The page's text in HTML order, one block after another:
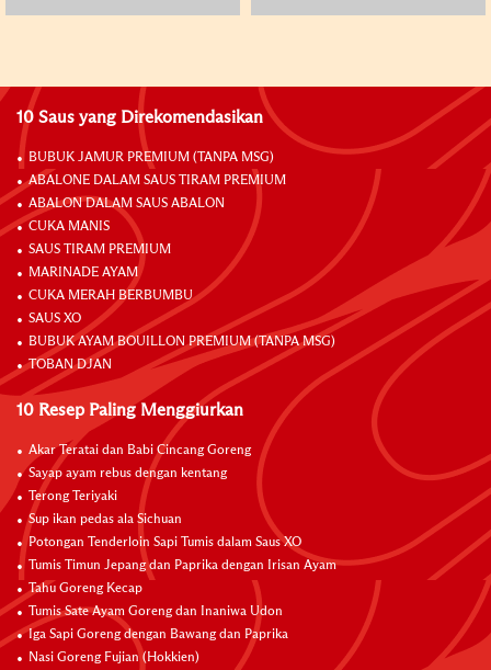
10 Saus yang Direkomendasikan
BUBUK JAMUR PREMIUM (TANPA MSG)
ABALONE DALAM SAUS TIRAM PREMIUM
ABALON DALAM SAUS ABALON
CUKA MANIS
SAUS TIRAM PREMIUM
MARINADE AYAM
CUKA MERAH BERBUMBU
SAUS XO
BUBUK AYAM BOUILLON PREMIUM (TANPA MSG)
TOBAN DJAN
10 Resep Paling Menggiurkan
Akar Teratai dan Babi Cincang Goreng
Sayap ayam rebus dengan kentang
Terong Teriyaki
Sup ikan pedas ala Sichuan
Potongan Tenderloin Sapi Tumis dalam Saus XO
Tumis Timun Jepang dan Paprika dengan Irisan Ayam
Tahu Goreng Kecap
Tumis Sate Ayam Goreng dan Inaniwa Udon
Iga Sapi Goreng dengan Bawang dan Paprika
Nasi Goreng Fujian (Hokkien)